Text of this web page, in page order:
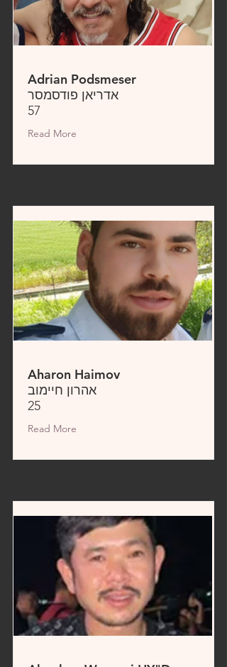
Adrian Podsmeser
אדריאן פודסמסר
57
Read More
Aharon Haimov
אהרון חיימוב
25
Read More